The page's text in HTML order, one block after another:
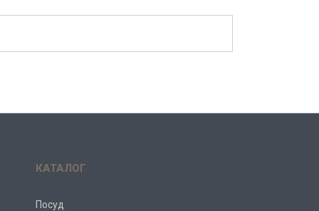
КАТАЛОГ
Посуд